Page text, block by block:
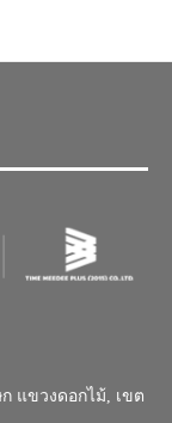
แขวงดอกไม้, เขต